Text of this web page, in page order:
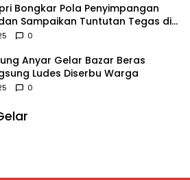
Bongkar Pola Penyimpangan
Sampaikan Tuntutan Tegas di
0
Anyar Gelar Bazar Beras
Ludes Diserbu Warga
0